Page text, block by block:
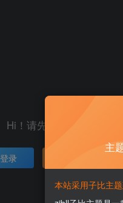
Hi！请先登录
登录
主
本站采用子比主